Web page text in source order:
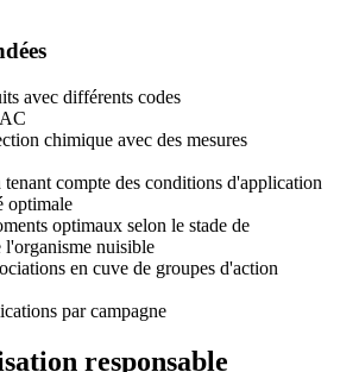
avec différents codes
chimique avec des mesures
tenant compte des conditions d'application
optimale
optimaux selon le stade de
l'organisme nuisible
en cuve de groupes d'action
par campagne
responsable